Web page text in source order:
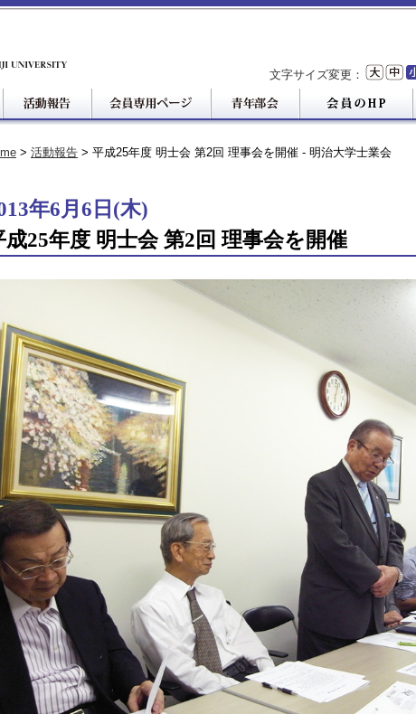
文字サイズ変更：
> 活動報告 > 平成25年度 明士会 第2回 理事会を開催 - 明治大学士業会
年6月6日(木)
成25年度 明士会 第2回 理事会を開催